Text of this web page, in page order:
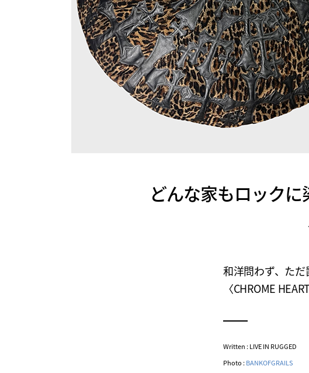
どんな家もロックに
和洋問わず、た
〈CHROME
Written : LIVE IN RUGGED
Photo :BANKOFGRAILS